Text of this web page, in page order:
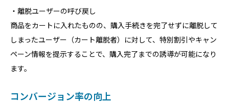
・離脱ユーザーの呼び戻し
商品をカートに入れたものの、購入手続きを完了せずに離脱して
しまったユーザー（カート離脱者）に対して、特別割引やキャン
ペーン情報を提示することで、購入完了までの誘導が可能になり
ます。
コンバージョン率の向上